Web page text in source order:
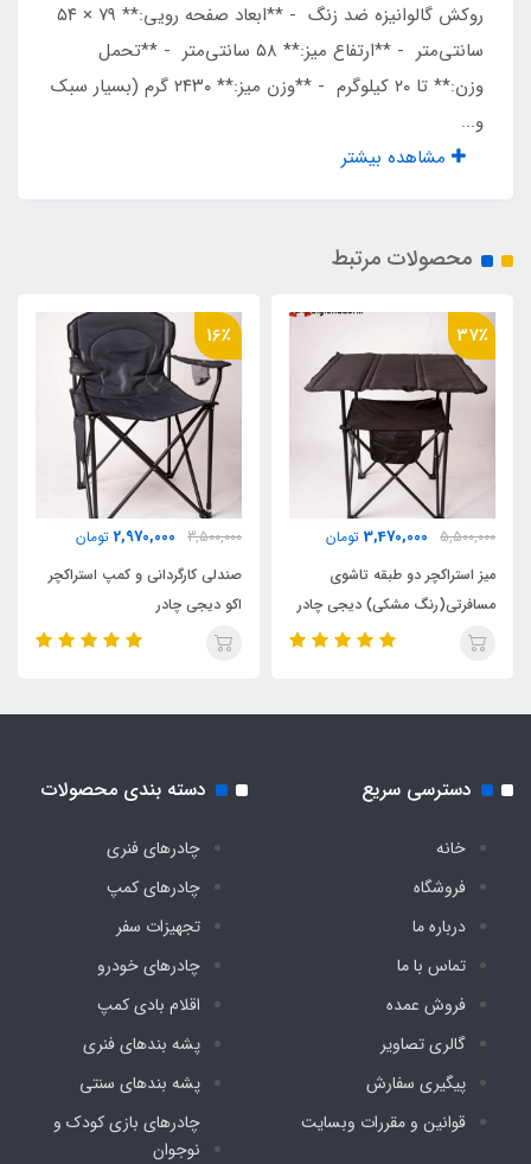
۲۹۰۰ گرم
جمع وزن کلی مجموعه
۱۴ کیلو
روکش گالوانیزه ضد زنگ - **ابعاد صفحه رویی:** ۷۹ × ۵۴
سانتی‌متر - **ارتفاع میز:** ۵۸ سانتی‌متر - **تحمل
وزن:** تا ۲۰ کیلوگرم - **وزن میز:** ۲۴۳۰ گرم (بسیار سبک
و...
مشاهده بیشتر
محصولات مرتبط
37٪
5,500,000
3,470,000 تومان
میز استراکچر دو طبقه تاشوی
مسافرتی(رنگ مشکی) دیجی چادر
16٪
3,500,000
2,970,000 تومان
صندلی کارگردانی و کمپ استراکچر
اکو دیجی چادر
دسترسی سریع
خانه
فروشگاه
درباره ما
تماس با ما
فروش عمده
گالری تصاویر
پیگیری سفارش
قوانین و مقررات وبسایت
دسته بندی محصولات
چادرهای فنری
چادرهای کمپ
تجهیزات سفر
چادرهای خودرو
اقلام بادی کمپ
پشه‌ بندهای فنری
پشه‌ بندهای سنتی
چادرهای بازی کودک و
نوجوان